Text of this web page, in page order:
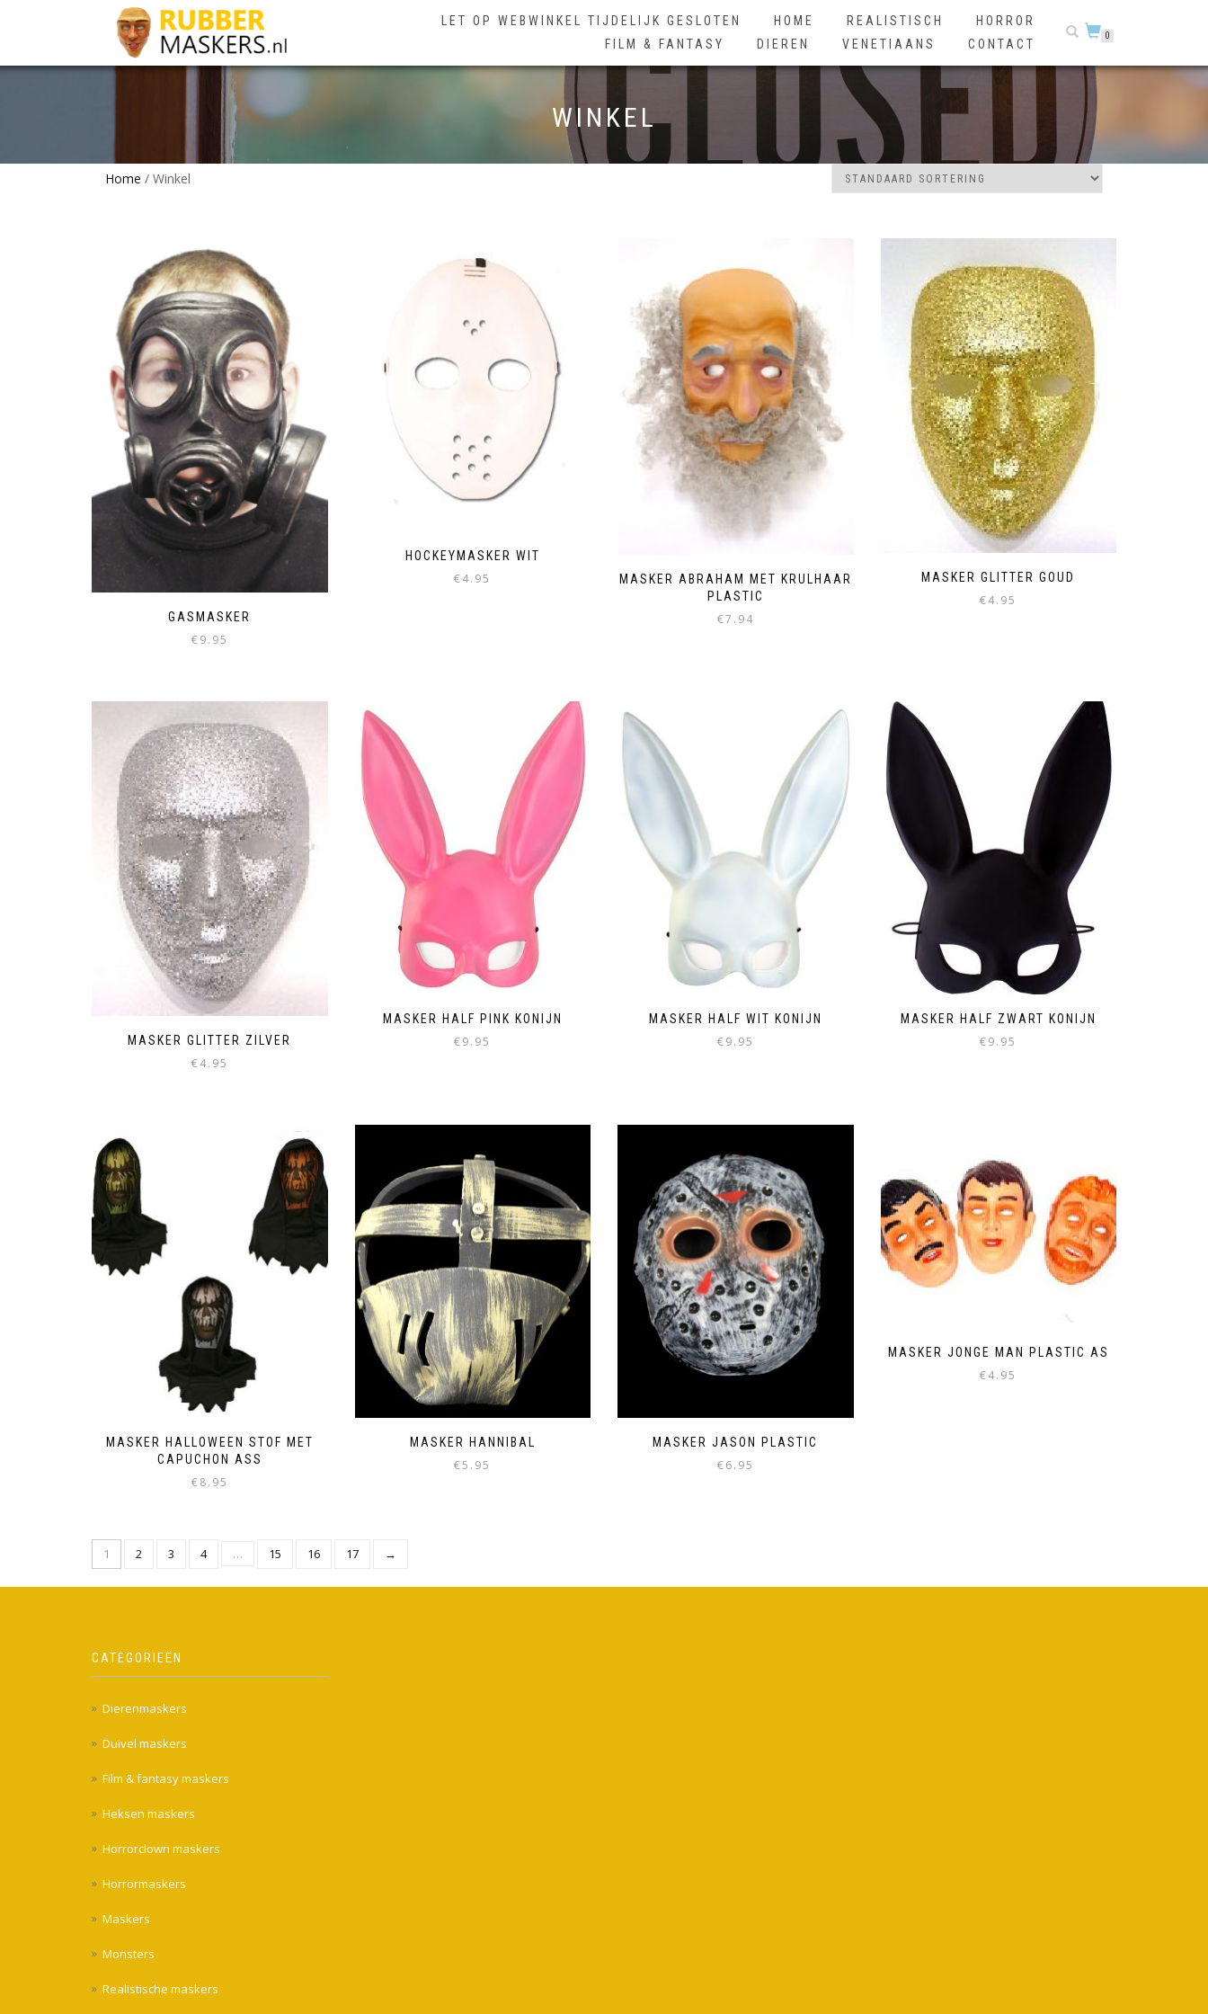
LET OP WEBWINKEL TIJDELIJK GESLOTEN HOME REALISTISCH
HORROR
FILM & FANTASY
DIEREN VENETIAANS CONTACT
0
WINKEL
Home / Winkel
GASMASKER
€9.95
HOCKEYMASKER WIT
€4.95
MASKER ABRAHAM MET KRULHAAR
PLASTIC
€7.94
MASKER GLITTER GOUD
€4.95
MASKER GLITTER ZILVER
€4.95
MASKER HALF PINK KONIJN
€9.95
MASKER HALF WIT KONIJN
€9.95
MASKER HALF ZWART KONIJN
€9.95
MASKER HALLOWEEN STOF MET
CAPUCHON ASS
€8.95
MASKER HANNIBAL
€5.95
MASKER JASON PLASTIC
€6.95
MASKER JONGE MAN PLASTIC AS
€4.95
1 2 3 4 … 15 16 17 →
CATEGORIEËN
Dierenmaskers
Duivel maskers
Film & fantasy maskers
Heksen maskers
Horrorclown maskers
Horrormaskers
Maskers
Monsters
Realistische maskers